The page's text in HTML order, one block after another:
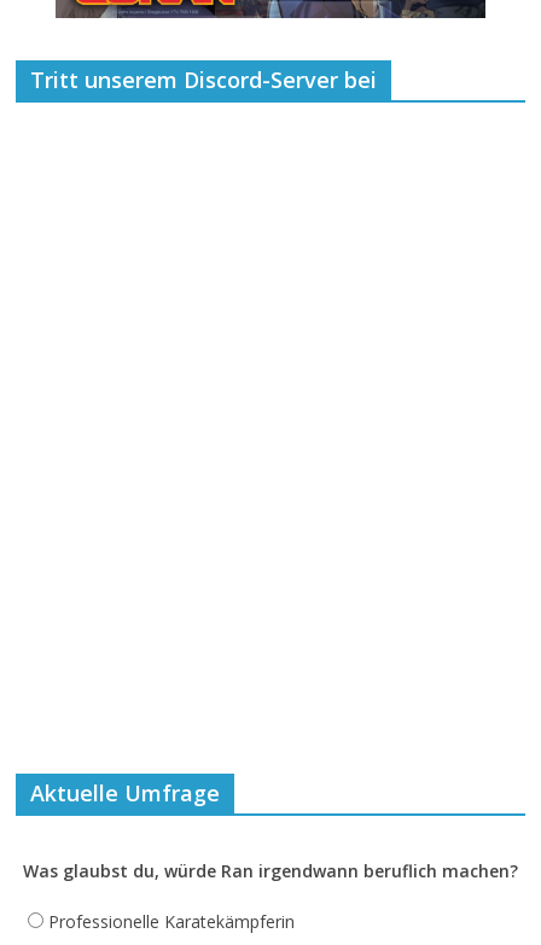
Tritt unserem Discord-Server bei
Aktuelle Umfrage
Was glaubst du, würde Ran irgendwann beruflich machen?
Professionelle Karatekämpferin